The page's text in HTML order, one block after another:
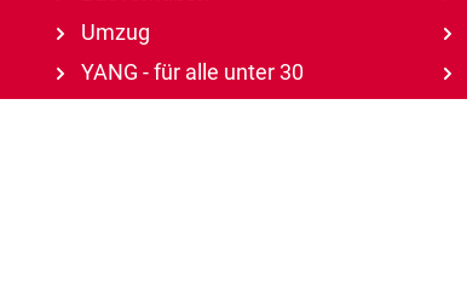
Umzug
YANG - für alle unter 30